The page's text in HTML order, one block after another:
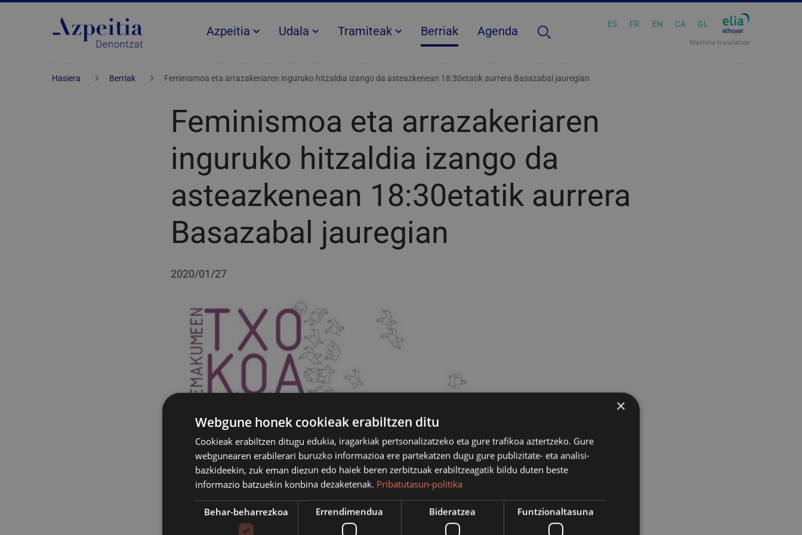
Azpeitia Udala Tramiteak Berriak Agenda ES FR EN CA GL
Machine translation
Hasiera Berriak Feminismoa eta arrazakeriaren inguruko hitzaldia izango da asteazkenean 18:30etatik aurrera Basazabal jauregian
Feminismoa eta arrazakeriaren
inguruko hitzaldia izango da
asteazkenean 18:30etatik aurrera
Basazabal jauregian
2020/01/27
×
Webgune honek cookieak erabiltzen ditu
Cookieak erabiltzen ditugu edukia, iragarkiak pertsonalizatzeko eta gure trafikoa aztertzeko. Gure
webgunearen erabilerari buruzko informazioa ere partekatzen dugu gure publizitate- eta analisi-
bazkideekin, zuk eman diezun edo haiek beren zerbitzuak erabiltzeagatik bildu duten beste
informazio batzuekin konbina dezaketenak. Pribatutasun-politika
Behar-beharrezkoa Errendimendua Bideratzea Funtzionaltasuna